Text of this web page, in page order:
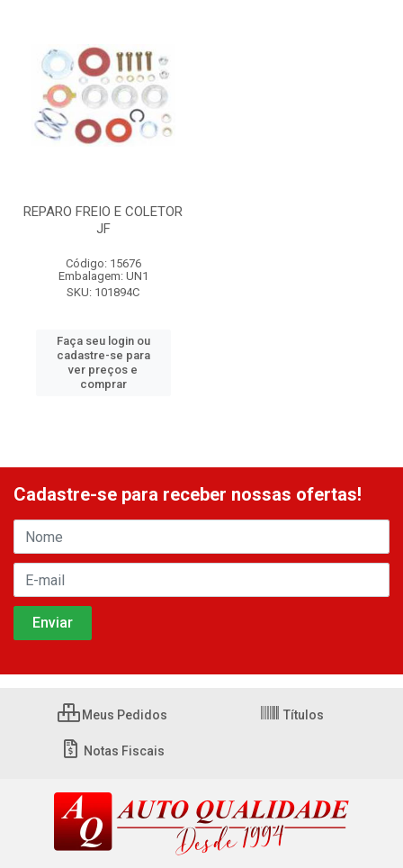
REPARO FREIO E COLETOR
JF
Código: 15676
Embalagem: UN1
SKU: 101894C
Faça seu login ou
cadastre-se para
ver preços e
comprar
Cadastre-se para receber nossas ofertas!
Meus Pedidos Títulos
Notas Fiscais